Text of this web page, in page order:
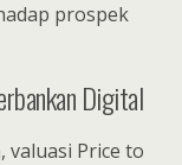
prospek
Digital
valuasi Price to